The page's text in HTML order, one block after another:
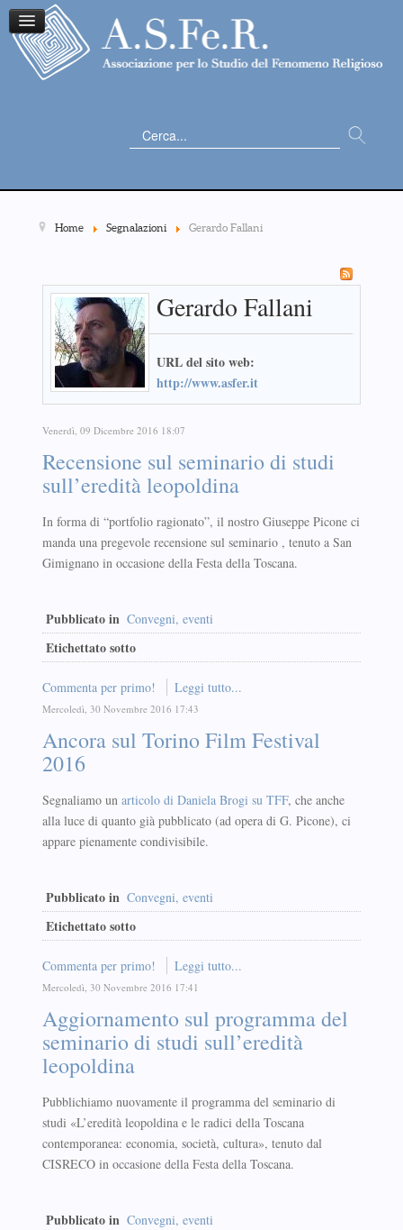
Cerca...
Home Segnalazioni Gerardo Fallani
Gerardo Fallani
URL del sito web:
http://www.asfer.it
Venerdì, 09 Dicembre 2016 18:07
Recensione sul seminario di studi
sull’eredità leopoldina
In forma di “portfolio ragionato”, il nostro Giuseppe Picone ci
manda una pregevole recensione sul seminario , tenuto a San
Gimignano in occasione della Festa della Toscana.
Pubblicato in Convegni, eventi
Etichettato sotto
Commenta per primo! Leggi tutto...
Mercoledì, 30 Novembre 2016 17:43
Ancora sul Torino Film Festival
2016
Segnaliamo un articolo di Daniela Brogi su TFF, che anche
alla luce di quanto già pubblicato (ad opera di G. Picone), ci
appare pienamente condivisibile.
Pubblicato in Convegni, eventi
Etichettato sotto
Commenta per primo! Leggi tutto...
Mercoledì, 30 Novembre 2016 17:41
Aggiornamento sul programma del
seminario di studi sull’eredità
leopoldina
Pubblichiamo nuovamente il programma del seminario di
studi «L’eredità leopoldina e le radici della Toscana
contemporanea: economia, società, cultura», tenuto dal
CISRECO in occasione della Festa della Toscana.
Pubblicato in Convegni, eventi